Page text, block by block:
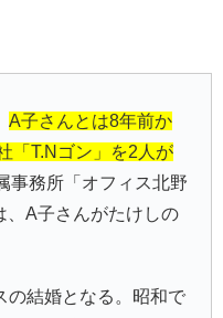
A子さんとは8年前か
「T.Nゴン」を2人が
事務所「オフィス北野
、A子さんがたけしの
の結婚となる。昭和で